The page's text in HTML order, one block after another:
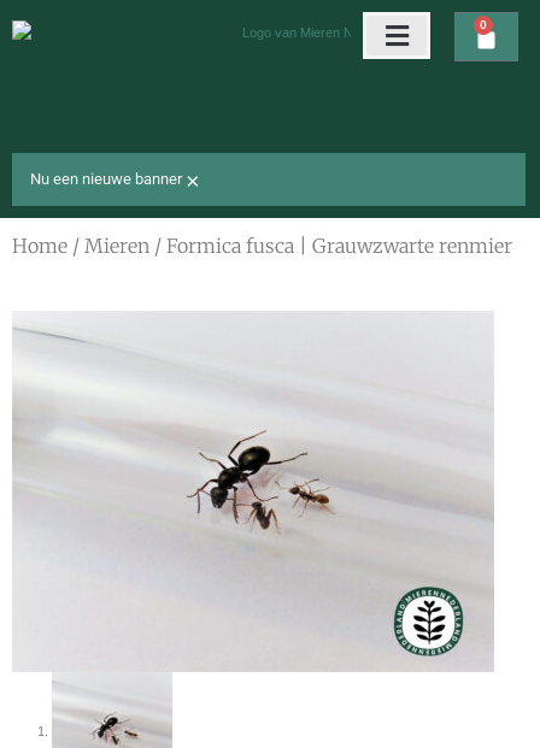
naar
0
Nu een nieuwe banner ×
Home / Mieren / Formica fusca | Grauwzwarte renmier